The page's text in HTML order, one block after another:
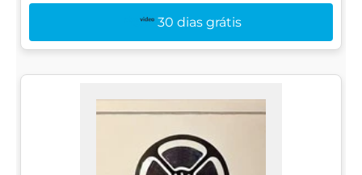
30 dias grátis